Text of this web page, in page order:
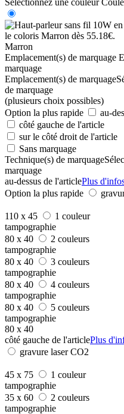
Marron
Emplacement(s) de marquage
marquage
Emplacement(s) de marquage
de marquage
(plusieurs choix possibles)
Option la plus rapide
au-
côté gauche de l'article
sur le côté droit de l'article
Sans marquage
Technique(s) de marquage
marquage
au-dessus de l'articlePlus
Option la plus rapide
110 x 45
1 couleur
tampographie
80 x 40
2 couleurs
tampographie
80 x 40
3 couleurs
tampographie
80 x 40
4 couleurs
tampographie
80 x 40
5 couleurs
tampographie
80 x 40
côté gauche de l'articlePlus
gravure laser CO2
45 x 75
1 couleur
tampographie
35 x 60
2 couleurs
tampographie